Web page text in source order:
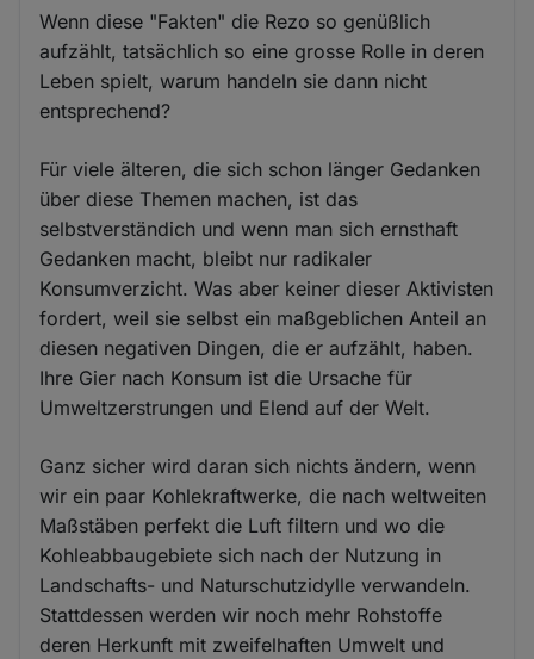
Wenn diese "Fakten" die Rezo so genüßlich
aufzählt, tatsächlich so eine grosse Rolle in deren
Leben spielt, warum handeln sie dann nicht
entsprechend?
Für viele älteren, die sich schon länger Gedanken
über diese Themen machen, ist das
selbstverständich und wenn man sich ernsthaft
Gedanken macht, bleibt nur radikaler
Konsumverzicht. Was aber keiner dieser Aktivisten
fordert, weil sie selbst ein maßgeblichen Anteil an
diesen negativen Dingen, die er aufzählt, haben.
Ihre Gier nach Konsum ist die Ursache für
Umweltzerstrungen und Elend auf der Welt.
Ganz sicher wird daran sich nichts ändern, wenn
wir ein paar Kohlekraftwerke, die nach weltweiten
Maßstäben perfekt die Luft filtern und wo die
Kohleabbaugebiete sich nach der Nutzung in
Landschafts- und Naturschutzidylle verwandeln.
Stattdessen werden wir noch mehr Rohstoffe
deren Herkunft mit zweifelhaften Umwelt und